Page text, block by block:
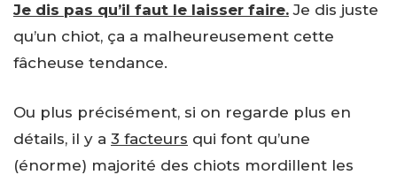
Je dis pas qu’il faut le laisser faire. Je dis juste
qu’un chiot, ça a malheureusement cette
fâcheuse tendance.
Ou plus précisément, si on regarde plus en
détails, il y a 3 facteurs qui font qu’une
(énorme) majorité des chiots mordillent les